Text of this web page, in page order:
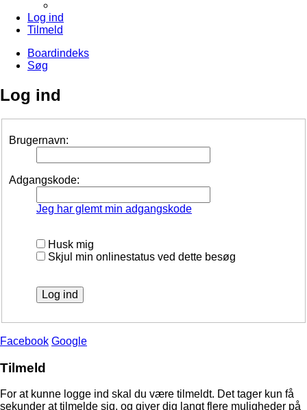
Log ind
Tilmeld
Boardindeks
Søg
Log ind
Brugernavn:
Adgangskode:
Jeg har glemt min adgangskode
Husk mig
Skjul min onlinestatus ved dette besøg
Facebook Google
Tilmeld
For at kunne logge ind skal du være tilmeldt. Det tager kun få
sekunder at tilmelde sig, og giver dig langt flere muligheder på